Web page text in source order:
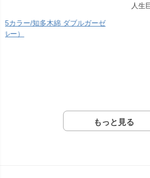
【染め重ね専用】返送料金購入カ
もっと見る